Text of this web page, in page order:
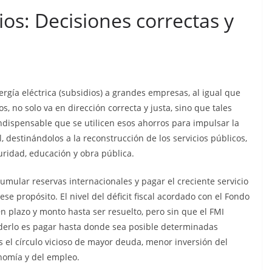
Decisiones correctas y
eléctrica (subsidios) a grandes empresas, al igual que
no solo va en dirección correcta y justa, sino que tales
que se utilicen esos ahorros para impulsar la
a la reconstrucción de los servicios públicos,
educación y obra pública.
reservas internacionales y pagar el creciente servicio
propósito. El nivel del déficit fiscal acordado con el Fondo
plazo y monto hasta ser resuelto, pero sin que el FMI
es pagar hasta donde sea posible determinadas
círculo vicioso de mayor deuda, menor inversión del
y del empleo.
cárcel
está
al
de
funcionario municipal